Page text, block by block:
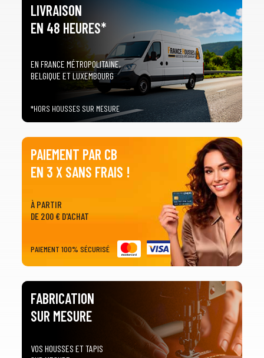
LIVRAISON
EN 48 HEURES*
EN FRANCE MÉTROPOLITAINE,
BELGIQUE ET LUXEMBOURG
*HORS HOUSSES SUR MESURE
PAIEMENT PAR CB
EN 3 X SANS FRAIS !
À PARTIR
DE 200 € D'ACHAT
PAIEMENT 100% SÉCURISÉ
FABRICATION
SUR MESURE
VOS HOUSSES ET TAPIS